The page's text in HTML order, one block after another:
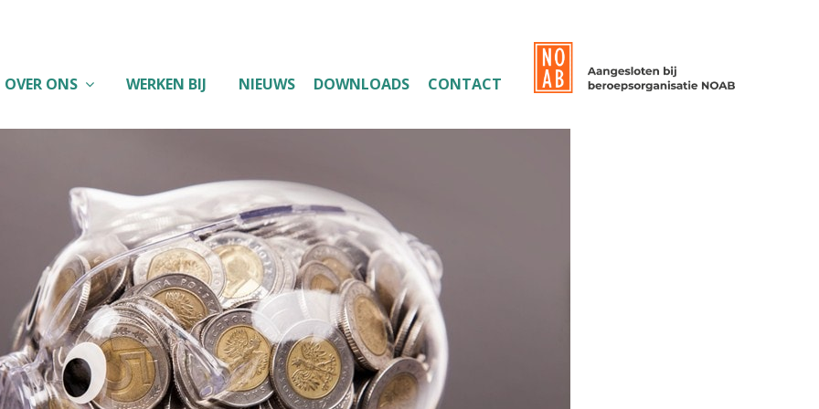
OVER ONS WERKEN BIJ NIEUWS DOWNLOADS CONTACT